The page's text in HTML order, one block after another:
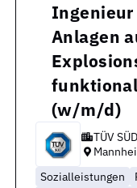
Ingenieur
Anlagen
(w/m/d)
TÜV
Sozialleistungen